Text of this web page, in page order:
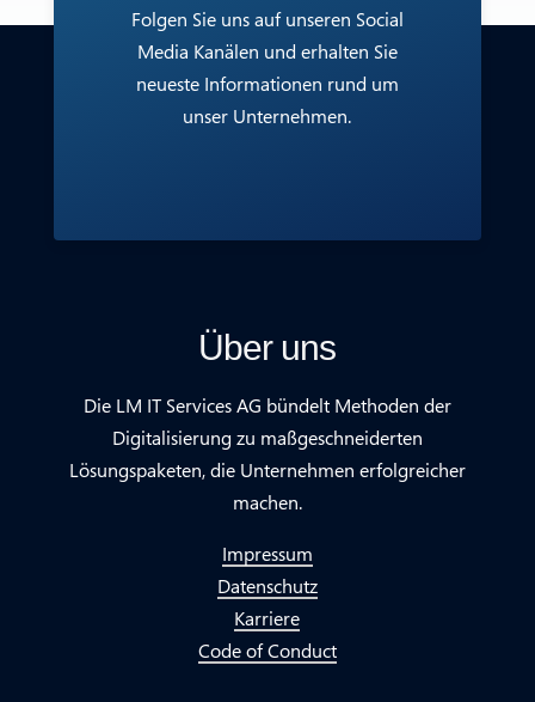
Folgen Sie uns auf unseren Social
Media Kanälen und erhalten Sie
neueste Informationen rund um
unser Unternehmen.
Über uns
Die LM IT Services AG bündelt Methoden der
Digitalisierung zu maßgeschneiderten
Lösungspaketen, die Unternehmen erfolgreicher
machen.
Impressum
Datenschutz
Karriere
Code of Conduct